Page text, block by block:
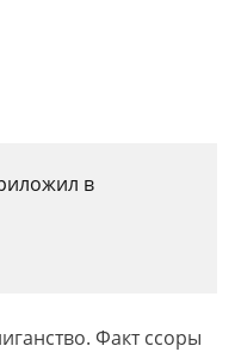
в
Факт ссоры